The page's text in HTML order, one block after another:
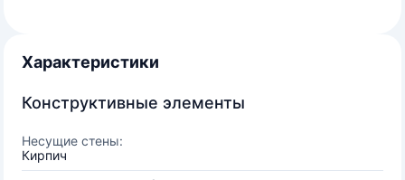
Характеристики
Конструктивные элементы
Несущие стены:
Кирпич